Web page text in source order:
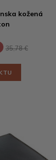
kožená
35,78 €